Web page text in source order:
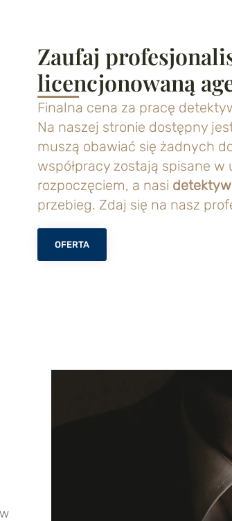
Zaufaj
licencjonowaną
Finalna cena za pracę
Na naszej stronie dostępny
muszą obawiać się żadnych
współpracy zostają spisane
rozpoczęciem, a nasi
przebieg. Zdaj się na nasz
OFERTA